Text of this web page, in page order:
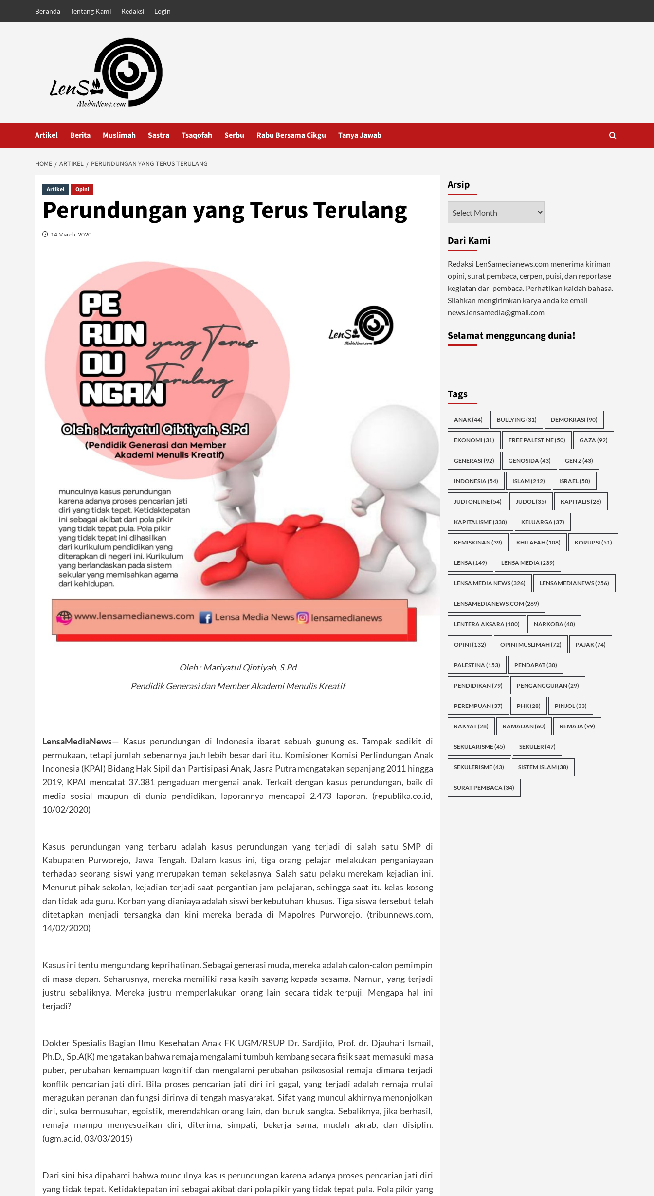
Beranda Tentang Kami Redaksi Login
Artikel Berita Muslimah Sastra Tsaqofah Serbu Rabu Bersama Cikgu Tanya Jawab
HOME ARTIKEL PERUNDUNGAN YANG TERUS TERULANG
Artikel Opini
Perundungan yang Terus Terulang
14 March, 2020
Oleh : Mariyatul Qibtiyah, S.Pd
Pendidik Generasi dan Member Akademi Menulis Kreatif
LensaMediaNews— Kasus perundungan di Indonesia ibarat sebuah gunung es. Tampak sedikit di
permukaan, tetapi jumlah sebenarnya jauh lebih besar dari itu. Komisioner Komisi Perlindungan Anak
Indonesia (KPAI) Bidang Hak Sipil dan Partisipasi Anak, Jasra Putra mengatakan sepanjang 2011 hingga
2019, KPAI mencatat 37.381 pengaduan mengenai anak. Terkait dengan kasus perundungan, baik di
media sosial maupun di dunia pendidikan, laporannya mencapai 2.473 laporan. (republika.co.id,
10/02/2020)
Kasus perundungan yang terbaru adalah kasus perundungan yang terjadi di salah satu SMP di
Kabupaten Purworejo, Jawa Tengah. Dalam kasus ini, tiga orang pelajar melakukan penganiayaan
terhadap seorang siswi yang merupakan teman sekelasnya. Salah satu pelaku merekam kejadian ini.
Menurut pihak sekolah, kejadian terjadi saat pergantian jam pelajaran, sehingga saat itu kelas kosong
dan tidak ada guru. Korban yang dianiaya adalah siswi berkebutuhan khusus. Tiga siswa tersebut telah
ditetapkan menjadi tersangka dan kini mereka berada di Mapolres Purworejo. (tribunnews.com,
14/02/2020)
Kasus ini tentu mengundang keprihatinan. Sebagai generasi muda, mereka adalah calon-calon pemimpin
di masa depan. Seharusnya, mereka memiliki rasa kasih sayang kepada sesama. Namun, yang terjadi
justru sebaliknya. Mereka justru memperlakukan orang lain secara tidak terpuji. Mengapa hal ini
terjadi?
Dokter Spesialis Bagian Ilmu Kesehatan Anak FK UGM/RSUP Dr. Sardjito, Prof. dr. Djauhari Ismail,
Ph.D., Sp.A(K) mengatakan bahwa remaja mengalami tumbuh kembang secara fisik saat memasuki masa
puber, perubahan kemampuan kognitif dan mengalami perubahan psikososial remaja dimana terjadi
konflik pencarian jati diri. Bila proses pencarian jati diri ini gagal, yang terjadi adalah remaja mulai
meragukan peranan dan fungsi dirinya di tengah masyarakat. Sifat yang muncul akhirnya menonjolkan
diri, suka bermusuhan, egoistik, merendahkan orang lain, dan buruk sangka. Sebaliknya, jika berhasil,
remaja mampu menyesuaikan diri, diterima, simpati, bekerja sama, mudah akrab, dan disiplin.
(ugm.ac.id, 03/03/2015)
Dari sini bisa dipahami bahwa munculnya kasus perundungan karena adanya proses pencarian jati diri
yang tidak tepat. Ketidaktepatan ini sebagai akibat dari pola pikir yang tidak tepat pula. Pola pikir yang
Arsip
Dari Kami
Redaksi LenSamedianews.com menerima kiriman
opini, surat pembaca, cerpen, puisi, dan reportase
kegiatan dari pembaca. Perhatikan kaidah bahasa.
Silahkan mengirimkan karya anda ke email
news.lensamedia@gmail.com
Selamat mengguncang dunia!
Tags
ANAK(44) BULLYING (31) DEMOKRASI (90)
EKONOMI (31) FREE PALESTINE(50) GAZA(92)
GENERASI (92) GENOSIDA(43) GEN Z(43)
INDONESIA(54) ISLAM(212) ISRAEL(50)
JUDI ONLINE(54) JUDOL(35) KAPITALIS(26)
KAPITALISME(330) KELUARGA(37)
KEMISKINAN(39) KHILAFAH(108) KORUPSI (51)
LENSA(149) LENSA MEDIA(239)
LENSA MEDIA NEWS(326) LENSAMEDIANEWS(256)
LENSAMEDIANEWS.COM(269)
LENTERA AKSARA(100) NARKOBA(40)
OPINI (132) OPINI MUSLIMAH(72) PAJAK(74)
PALESTINA(153) PENDAPAT(30)
PENDIDIKAN(79) PENGANGGURAN(29)
PEREMPUAN(37) PHK(28) PINJOL(33)
RAKYAT(28) RAMADAN(60) REMAJA(99)
SEKULARISME(45) SEKULER(47)
SEKULERISME(43) SISTEM ISLAM(38)
SURAT PEMBACA(34)